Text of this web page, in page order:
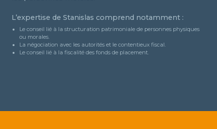
L’expertise de Stanislas comprend notamment :
Le conseil lié à la structuration patrimoniale de personnes physiques
ou morales.
La négociation avec les autorités et le contentieux fiscal.
Le conseil lié à la fiscalité des fonds de placement.